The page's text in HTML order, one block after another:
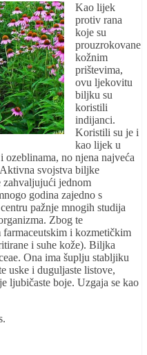
Kao lijek
protiv rana
koje su
prouzrokovane
kožnim
prištevima,
ovu ljekovitu
biljku su
koristili
indijanci.
Koristili su je i
kao lijek u
no njena najveća
svojstva biljke
zahvaljujući jednom
godina zajedno s
pažnje mnogih studija
Zbog te
i kozmetičkim
i suhe kože). Biljka
Ona ima šuplju stabljiku
uske i duguljaste listove,
ljubičaste boje. Uzgaja se kao